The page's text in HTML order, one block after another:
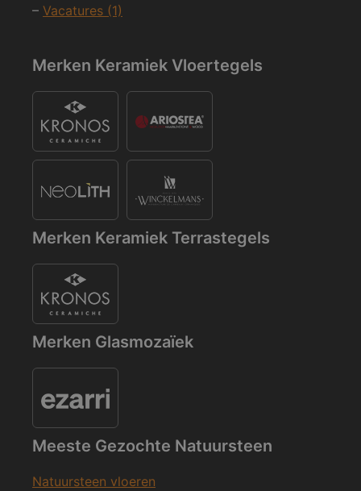
– Vacatures (1)
Merken Keramiek Vloertegels
Merken Keramiek Terrastegels
Merken Glasmozaïek
Meeste Gezochte Natuursteen
Natuursteen vloeren